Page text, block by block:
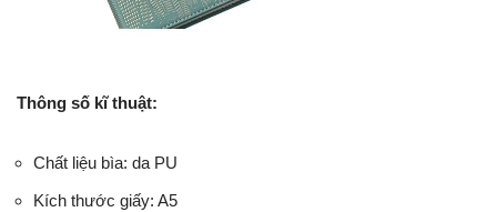
Thông số kĩ thuật:
Chất liệu bìa: da PU
Kích thước giấy: A5